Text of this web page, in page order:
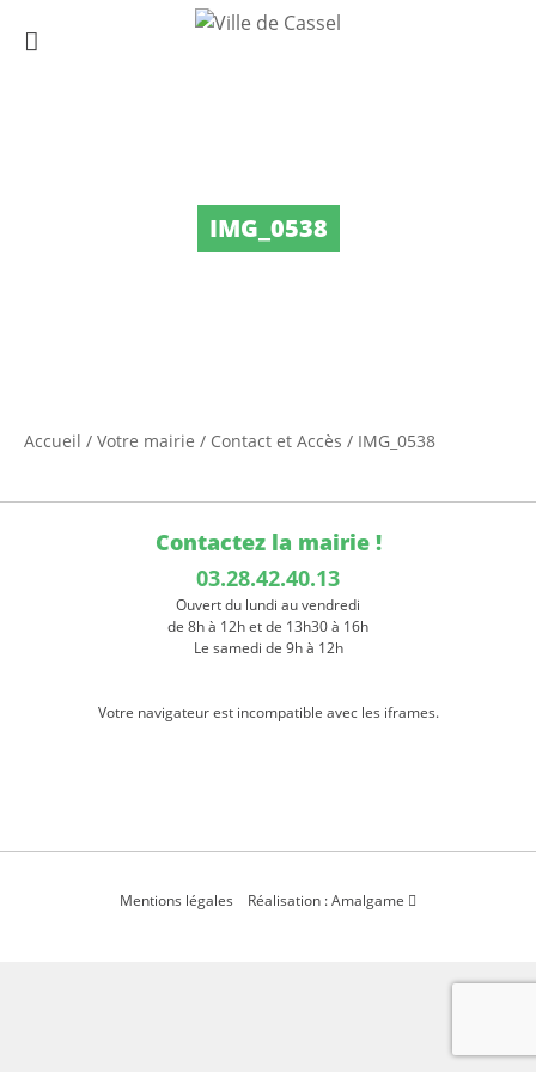
IMG_0538
Accueil / Votre mairie / Contact et Accès / IMG_0538
Contactez la mairie !
03.28.42.40.13
Ouvert du lundi au vendredi
de 8h à 12h et de 13h30 à 16h
Le samedi de 9h à 12h
Votre navigateur est incompatible avec les iframes.
Mentions légales Réalisation : Amalgame